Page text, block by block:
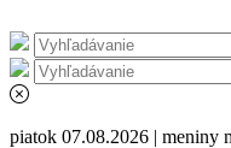
piatok 07.08.2026 | meniny